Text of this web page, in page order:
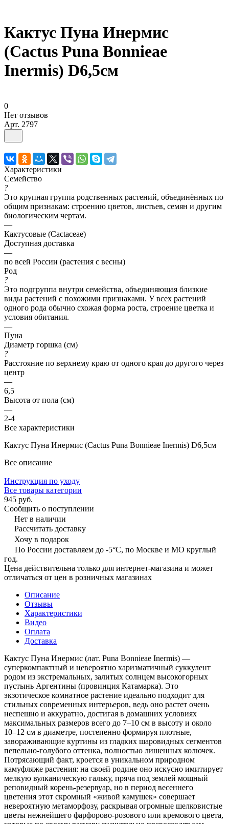
Кактус Пуна Инермис
(Cactus Puna Bonnieae
Inermis) D6,5см
0
Нет отзывов
Арт. 2797
Характеристики
Семейство
?
Это крупная группа родственных растений, объединённых по
общим признакам: строению цветов, листьев, семян и другим
биологическим чертам.
—
Кактусовые (Cactaceae)
Доступная доставка
—
по всей России (растения с весны)
Род
?
Это подгруппа внутри семейства, объединяющая близкие
виды растений с похожими признаками. У всех растений
одного рода обычно схожая форма роста, строение цветка и
условия обитания.
—
Пуна
Диаметр горшка (см)
?
Расстояние по верхнему краю от одного края до другого через
центр
—
6,5
Высота от пола (см)
—
2-4
Все характеристики
Кактус Пуна Инермис (Cactus Puna Bonnieae Inermis) D6,5см
Все описание
Инструкция по уходу
Все товары категории
945 руб.
Сообщить о поступлении
Нет в наличии
Рассчитать доставку
Хочу в подарок
По России доставляем до -5°C, по Москве и МО круглый
год.
Цена действительна только для интернет-магазина и может
отличаться от цен в розничных магазинах
Описание
Отзывы
Характеристики
Видео
Оплата
Доставка
Кактус Пуна Инермис (лат. Puna Bonnieae Inermis) —
суперкомпактный и невероятно харизматичный суккулент
родом из экстремальных, залитых солнцем высокогорных
пустынь Аргентины (провинция Катамарка). Это
экзотическое комнатное растение идеально подходит для
стильных современных интерьеров, ведь оно растет очень
неспешно и аккуратно, достигая в домашних условиях
максимальных размеров всего до 7–10 см в высоту и около
10–12 см в диаметре, постепенно формируя плотные,
завораживающие куртины из гладких шаровидных сегментов
пепельно-голубого оттенка, полностью лишенных колючек.
Потрясающий факт, кроется в уникальном природном
камуфляже растения: на своей родине оно искусно имитирует
мелкую вулканическую гальку, пряча под землей мощный
реповидный корень-резервуар, но в период весеннего
цветения этот скромный «живой камушек» совершает
невероятную метаморфозу, раскрывая огромные шелковистые
цветы нежнейшего фарфорово-розового или кремового цвета,